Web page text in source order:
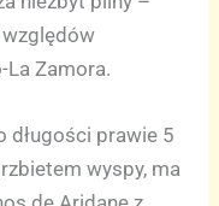
względów
La Zamora.
długości prawie 5
wyspy, ma